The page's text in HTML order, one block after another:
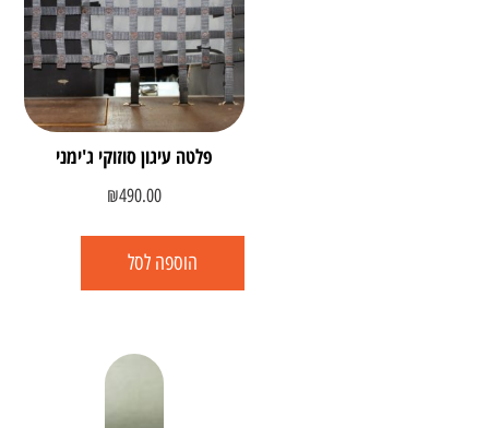
פלטה עיגון סוזוקי ג'ימני
₪490.00
הוספה לסל